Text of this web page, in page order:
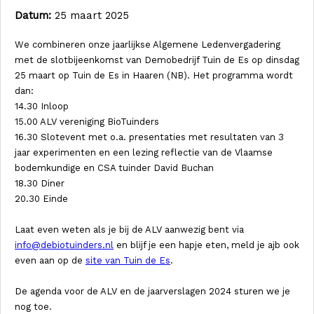
Datum: 25 maart 2025
We combineren onze jaarlijkse Algemene Ledenvergadering
met de slotbijeenkomst van Demobedrijf Tuin de Es op dinsdag
25 maart op Tuin de Es in Haaren (NB). Het programma wordt
dan:
14.30 Inloop
15.00 ALV vereniging BioTuinders
16.30 Slotevent met o.a. presentaties met resultaten van 3
jaar experimenten en een lezing reflectie van de Vlaamse
bodemkundige en CSA tuinder David Buchan
18.30 Diner
20.30 Einde
Laat even weten als je bij de ALV aanwezig bent via
info@debiotuinders.nl en blijf je een hapje eten, meld je ajb ook
even aan op de site van Tuin de Es.
De agenda voor de ALV en de jaarverslagen 2024 sturen we je
nog toe.